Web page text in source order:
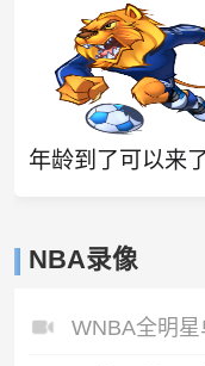
NBA录像